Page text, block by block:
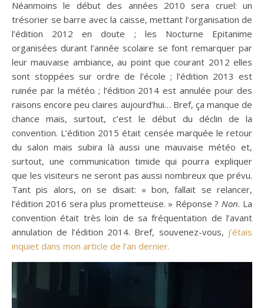
Néanmoins le début des années 2010 sera cruel: un
trésorier se barre avec la caisse, mettant l’organisation de
l’édition 2012 en doute ; les Nocturne Epitanime
organisées durant l’année scolaire se font remarquer par
leur mauvaise ambiance, au point que courant 2012 elles
sont stoppées sur ordre de l’école ; l’édition 2013 est
ruinée par la météo ; l’édition 2014 est annulée pour des
raisons encore peu claires aujourd’hui… Bref, ça manque de
chance mais, surtout, c’est le début du déclin de la
convention. L’édition 2015 était censée marquée le retour
du salon mais subira là aussi une mauvaise météo et,
surtout, une communication timide qui pourra expliquer
que les visiteurs ne seront pas aussi nombreux que prévu.
Tant pis alors, on se disait: « bon, fallait se relancer,
l’édition 2016 sera plus prometteuse. » Réponse ? Non. La
convention était très loin de sa fréquentation de l’avant
annulation de l’édition 2014. Bref, souvenez-vous, j’étais
inquiet dans mon article de l’an dernier.